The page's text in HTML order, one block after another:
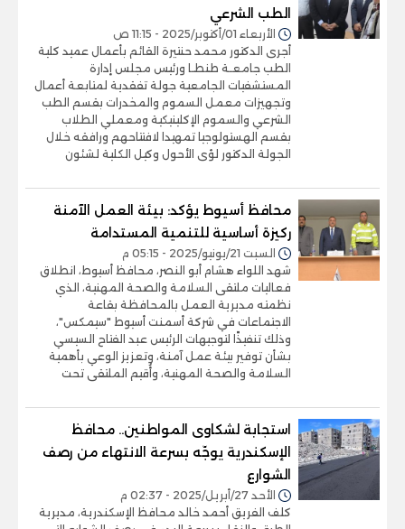
الطب الشرعي
الأربعاء 01/أكتوبر/2025 - 11:15 ص
أجرى الدكتور محمد حنتيرة القائم بأعمال عميد كلية
الطب جامعـة طنطـا ورئيس مجلس إدارة
المستشفيات الجامعية جولة تفقدية لمتابعة أعمال
وتجهيزات معمل السموم والمخدرات بقسم الطب
الشرعي والسموم الإكلينيكية ومعملي الطلاب
بقسم الهستولوجيا تمهيدا لافتتاحهم ورافقه خلال
الجولة الدكتور لؤى الأحول وكيل الكلية لشئون
محافظ أسيوط يؤكد: بيئة العمل الآمنة
ركيزة أساسية للتنمية المستدامة
السبت 21/يونيو/2025 - 05:15 م
شهد اللواء هشام أبو النصر، محافظ أسيوط، انطلاق
فعاليات ملتقى السلامة والصحة المهنية، الذي
نظمته مديرية العمل بالمحافظة بقاعة
الاجتماعات في شركة أسمنت أسيوط "سيمكس"،
وذلك تنفيذًا لتوجيهات الرئيس عبد الفتاح السيسي
بشأن توفير بيئة عمل آمنة، وتعزيز الوعي بأهمية
السلامة والصحة المهنية، وأُقيم الملتقى تحت
استجابة لشكاوى المواطنين.. محافظ
الإسكندرية يوجّه بسرعة الانتهاء من رصف
الشوارع
الأحد 27/أبريل/2025 - 02:37 م
كلف الفريق أحمد خالد محافظ الإسكندرية، مديرية